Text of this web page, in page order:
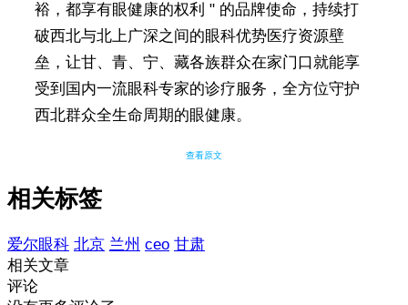
裕，都享有眼健康的权利 " 的品牌使命，持续打
破西北与北上广深之间的眼科优势医疗资源壁
垒，让甘、青、宁、藏各族群众在家门口就能享
受到国内一流眼科专家的诊疗服务，全方位守护
西北群众全生命周期的眼健康。
查看原文
相关标签
爱尔眼科 北京 兰州 ceo 甘肃
相关文章
评论